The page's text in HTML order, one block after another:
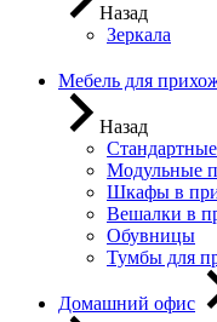
Назад
Зеркала
Мебель для
Назад
Модульные
Шкафы в
Вешалки в
Обувницы
Тумбы для
Домашний офис